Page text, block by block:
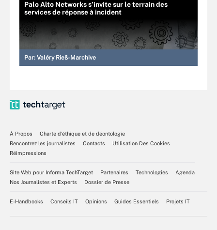
Palo Alto Networks s’invite sur le terrain des
services de réponse à incident
Par: Valéry Rieß-Marchive
À Propos
Charte d’éthique et de déontologie
Rencontrez les journalistes
Contacts
Utilisation Des Cookies
Réimpressions
Site Web pour Informa TechTarget Partenaires Technologies
Agenda
Nos Journalistes et Experts
Dossier de Presse
E-Handbooks Conseils IT Opinions Guides Essentiels Projets IT